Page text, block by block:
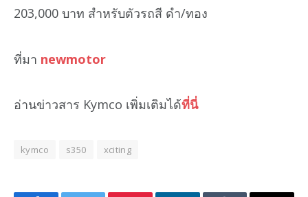
203,000 บาท สำหรับตัวรถสี ดำ/ทอง
ที่มา newmotor
อ่านข่าวสาร Kymco เพิ่มเติมได้ที่นี่
kymco s350 xciting